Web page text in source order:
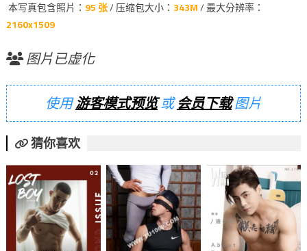
本写真包含照片： 95 张/ 压缩包大小： 343M/ 最大分辨率：
2160x1509
图片已虚化
使用游客模式预览或会员下载图片
猜你喜欢